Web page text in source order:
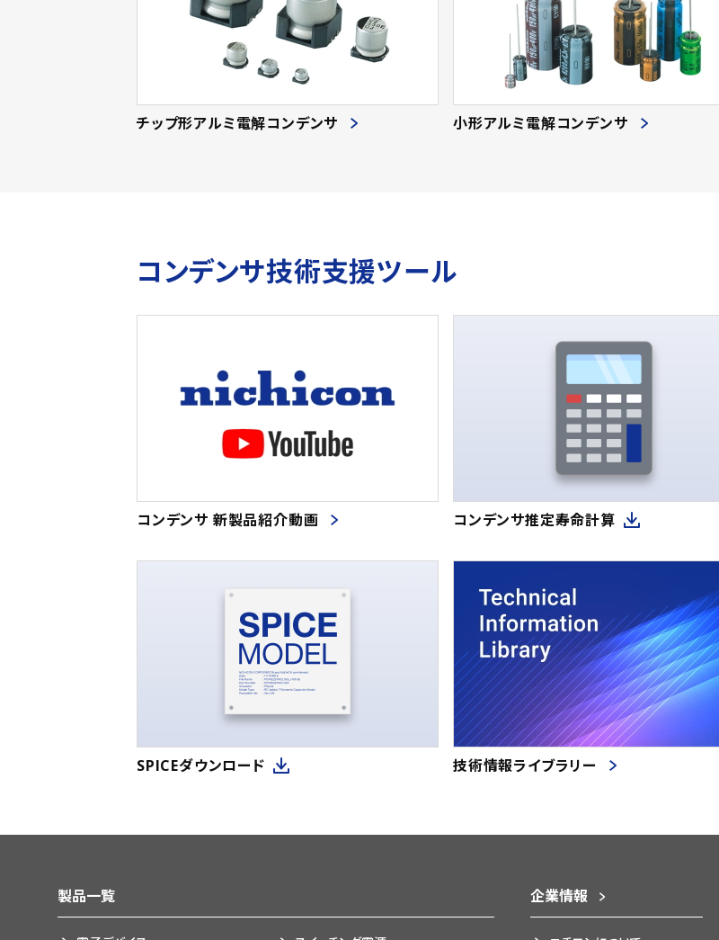
チップ形アルミ電解コンデンサ 小形アルミ電解コンデンサ
コンデンサ技術支援ツール
コンデンサ 新製品紹介動画 コンデンサ推定寿命計算
SPICEダウンロード 技術情報ライブラリー
製品一覧 企業情報